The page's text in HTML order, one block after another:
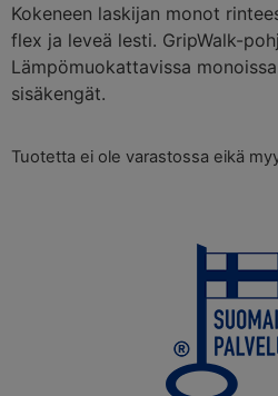
Kokeneen laskijan monot
flex ja leveä lesti. GripWalk-
Lämpömuokattavissa
sisäkengät.
Tuotetta ei ole varastossa eikä